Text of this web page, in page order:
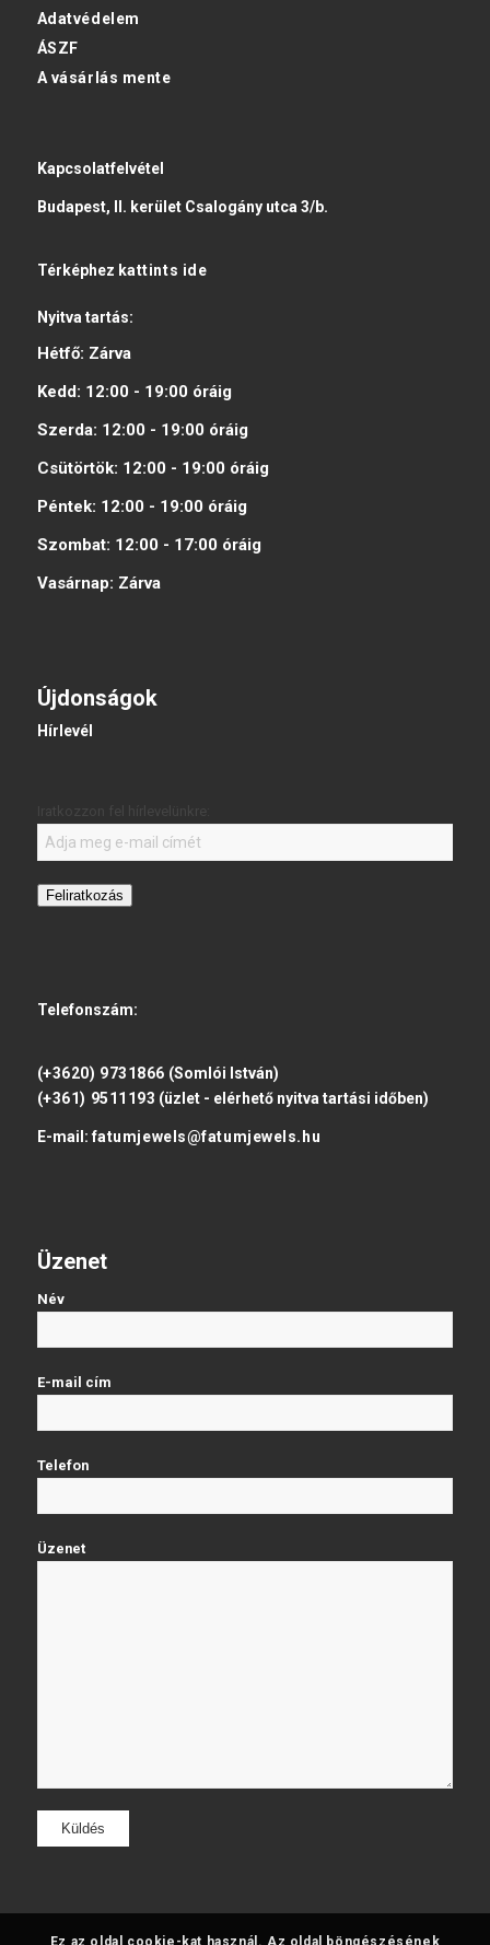
Adatvédelem
ÁSZF
A vásárlás mente
Kapcsolatfelvétel
Budapest, II. kerület Csalogány utca 3/b.
Térképhez kattints ide
Nyitva tartás:
Hétfő: Zárva
Kedd: 12:00 - 19:00 óráig
Szerda: 12:00 - 19:00 óráig
Csütörtök: 12:00 - 19:00 óráig
Péntek: 12:00 - 19:00 óráig
Szombat: 12:00 - 17:00 óráig
Vasárnap: Zárva
Újdonságok
Hírlevél
Feliratkozás
Telefonszám:
(+3620) 9731866 (Somlói István)
(+361) 9511193 (üzlet - elérhető nyitva tartási időben)
E-mail: fatumjewels@fatumjewels.hu
Üzenet
Név
E-mail cím
Telefon
Üzenet